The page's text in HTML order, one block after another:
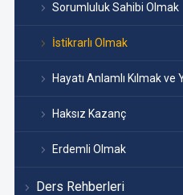
Sorumluluk Sahibi Olmak
İstikrarlı Olmak
Hayatı Anlamlı Kılmak
Haksız Kazanç
Erdemli Olmak
Ders Rehberleri